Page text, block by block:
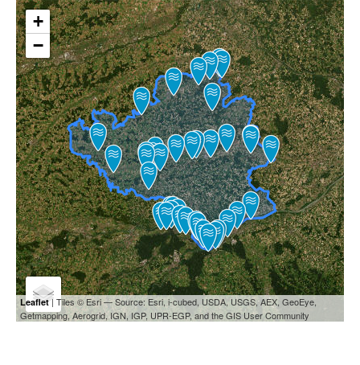
+
−
Leaflet| Tiles © Esri — Source: Esri, i-cubed, USDA, USGS, AEX, GeoEye,
Getmapping, Aerogrid, IGN, IGP, UPR-EGP, and the GIS User Community